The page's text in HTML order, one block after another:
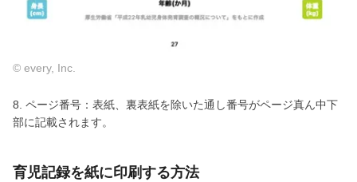
© every, Inc.
8. ページ番号：表紙、裏表紙を除いた通し番号がページ真ん中下
部に記載されます。
育児記録を紙に印刷する方法